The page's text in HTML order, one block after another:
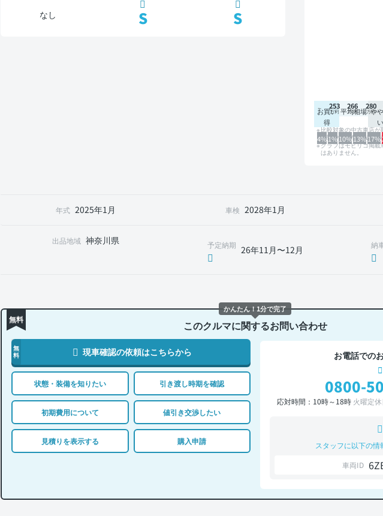
お買い
得
平均相場 や
4%1%10%13%17%
253 266 280
比較対象の中古車店が
形態や条件が異なるた
グラフはモビリコ掲
はありません。
なし S S
年式 2025年1月 車検 2028年1月
出品地域 神奈川県 予定納期 26年11月〜12月 納
無料 このクルマに関するお問い合わせ
無
料
現車確認の依頼はこちらから
状態・装備を知りたい 引き渡し時期を確認
初期費用について 値引き交渉したい
見積りを表示する 購入申請
お電話での
0800-
応対時間：10時～18時 火曜定
スタッフに以下の
車両ID
かんたん！1分で完了